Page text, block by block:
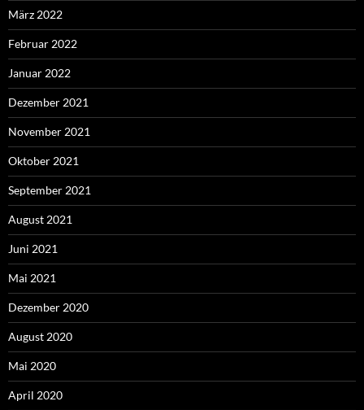
März 2022
Februar 2022
Januar 2022
Dezember 2021
November 2021
Oktober 2021
September 2021
August 2021
Juni 2021
Mai 2021
Dezember 2020
August 2020
Mai 2020
April 2020